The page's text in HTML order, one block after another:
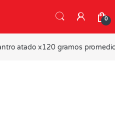
0
atado x120 gramos